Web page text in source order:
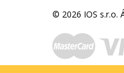
© 2026 IOS s.r.o.